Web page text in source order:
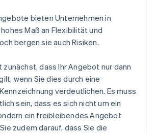
bieten Unternehmen in
Maß an Flexibilität und
bergen sie auch Risiken.
dass Ihr Angebot nur dann
wenn Sie dies durch eine
verdeutlichen. Es muss
sein, dass es sich nicht um ein
ein freibleibendes Angebot
zudem darauf, dass Sie die